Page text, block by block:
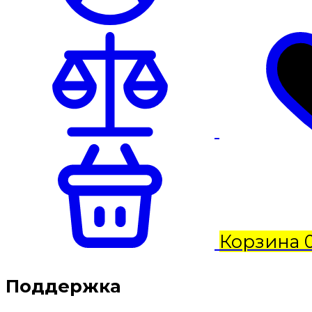
Корзина
Поддержка